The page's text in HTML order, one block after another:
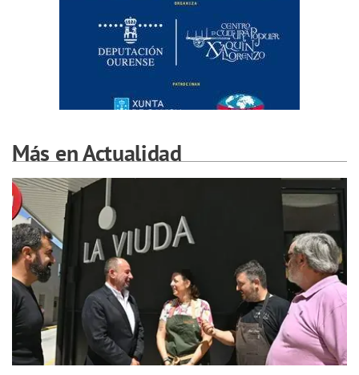
Más en Actualidad